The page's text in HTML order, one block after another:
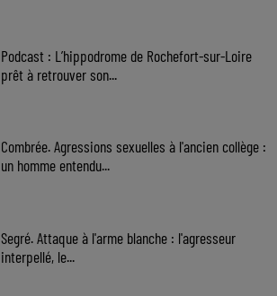
Podcast : L’hippodrome de Rochefort-sur-Loire
prêt à retrouver son...
Combrée. Agressions sexuelles à l'ancien collège :
un homme entendu...
Segré. Attaque à l'arme blanche : l'agresseur
interpellé, le...